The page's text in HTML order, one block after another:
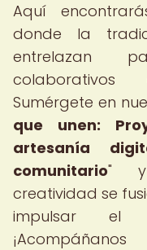
Aquí
donde la
entrelazan
Sumérgete en
que unen:
artesanía
comunitario" y
creatividad se
impulsar el